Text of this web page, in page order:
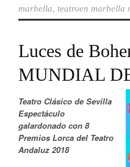
marbella teatroen marbella
Luces de
MUNDIAL
Teatro Clásico de Sevilla
Espectáculo
galardonado con 8
Premios Lorca del Teatro
Andaluz 2018